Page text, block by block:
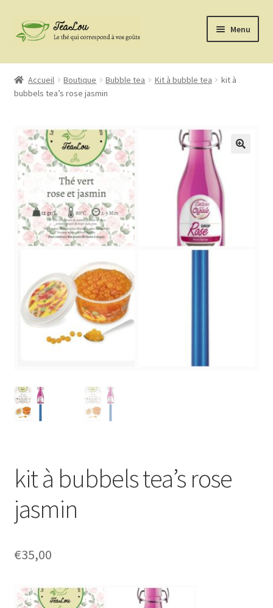
Aller
à
Aller
au
Menu
Nos thés & infusions
Gins et Rhums
ChouCacao
Kit à Bubbels Tea’s
Accessoires
La marque
Porte-clés
Ubé
coffrets découvertes
miel
Accueil Boutique Bubble tea Kit à bubble tea
kit à
bubbels tea’s rose jasmin
kit à bubbels tea’s rose
jasmin
€35,00